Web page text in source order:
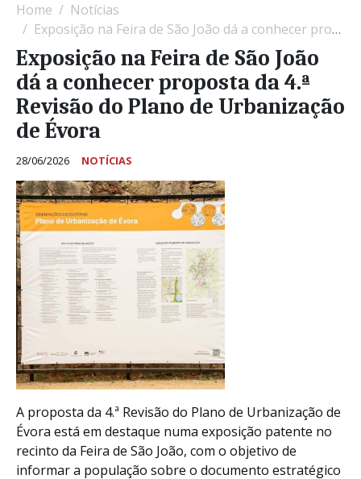
Home
Notícias
Exposição na Feira de São João dá a conhecer proposta da 4.ª Revisão do Plano de Urbanização de Évora
Exposição na Feira de São João
dá a conhecer proposta da 4.ª
Revisão do Plano de Urbanização
de Évora
28/06/2026 NOTÍCIAS
A proposta da 4.ª Revisão do Plano de Urbanização de
Évora está em destaque numa exposição patente no
recinto da Feira de São João, com o objetivo de
informar a população sobre o documento estratégico